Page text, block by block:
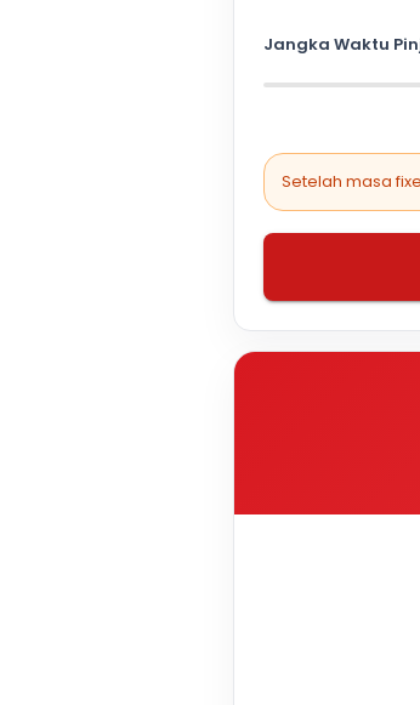
Jangka Waktu
Setelah masa